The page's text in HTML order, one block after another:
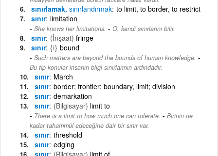
sınırlamak, sınırlandırmak to limit, to border, to restrict
sınır limitation
She knows her limitations. - O, kendi sınırlarını bilir.
sınır (İnşaat) fringe
sınır {i} bound
Such matters are beyond the bounds of human knowledge. -
Bu tip konular insanın bilgi sınırlarının ardındadır.
sınır March
sınır border; frontier; boundary, limit; division
sınır demarkation
sınır (Bilgisayar) limit to
There is a limit to how much one can tolerate. - Birinin ne
kadar tahammül edeceğine dair bir sınır var.
sınır threshold
sınır edging
sınır (Bilgisayar) limit of